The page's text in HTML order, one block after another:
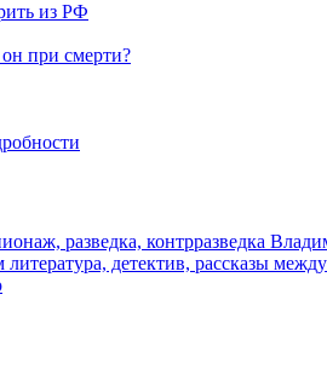
из РФ
при смерти?
разведка, контрразведка
литература, детектив, рассказы